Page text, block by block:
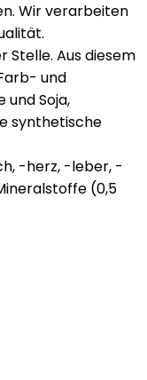
Wir verarbeiten
Stelle. Aus diesem
und
und Soja,
synthetische
-herz, -leber, -
(0,5